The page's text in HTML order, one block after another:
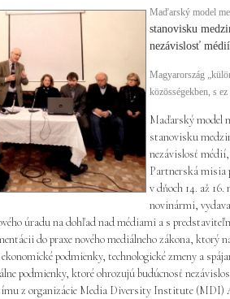
Maďarský model
stanovisku
nezávislosť
Magyarország
közösségekben, s
Maďarský model
stanovisku
nezávislosť
Partnerská misia
v dňoch 14. až
novinármi,
úradu na dohľad nad médiami a s
do praxe nového mediálneho zákona, ktorý
podmienky, technologické zmeny a
podmienky, ktoré ohrozujú budúcnosť
tímu z organizácie Media Diversity Institute